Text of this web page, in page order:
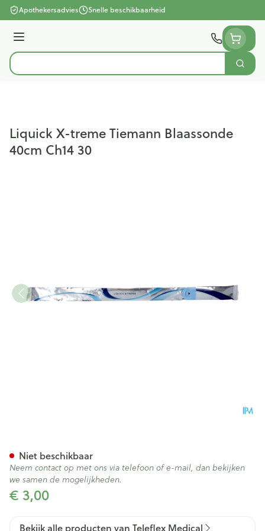
Ga naar de inhoud
Apothekersadvies Snelle beschikbaarheid
Menu
Product, merk, categorie...
Zoek
Liquick X-treme Tiemann Blaassonde
40cm Ch14 30
€ 3,00
Niet beschikbaar
Neem contact op met ons via telefoon of e-mail, dan bekijken
we samen de mogelijkheden.
Bekijk alle producten van Teleflex Medical